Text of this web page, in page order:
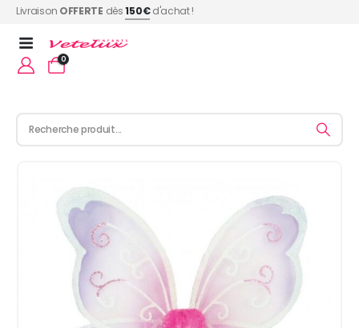
Livraison OFFERTE dès150€d'achat !
0